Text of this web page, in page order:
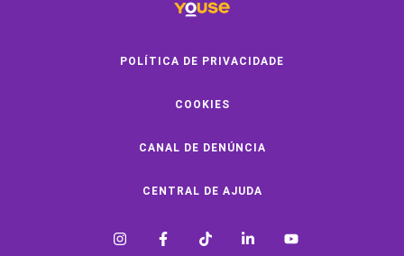
POLÍTICA DE PRIVACIDADE
COOKIES
CANAL DE DENÚNCIA
CENTRAL DE AJUDA